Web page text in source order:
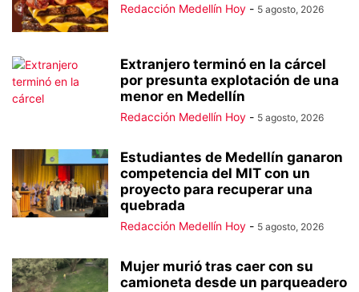
Redacción Medellín Hoy - 5 agosto, 2026
Extranjero terminó en la cárcel
por presunta explotación de una
menor en Medellín
Redacción Medellín Hoy - 5 agosto, 2026
Estudiantes de Medellín ganaron
competencia del MIT con un
proyecto para recuperar una
quebrada
Redacción Medellín Hoy - 5 agosto, 2026
Mujer murió tras caer con su
camioneta desde un parqueadero